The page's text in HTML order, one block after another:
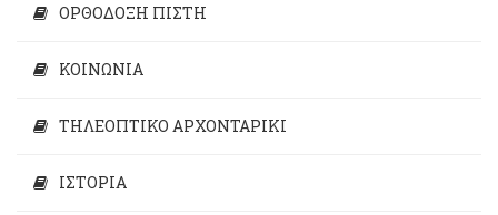
ΟΡΘΟΔΟΞΗ ΠΙΣΤΗ
ΚΟΙΝΩΝΙΑ
ΤΗΛΕΟΠΤΙΚΟ ΑΡΧΟΝΤΑΡΙΚΙ
ΙΣΤΟΡΙΑ